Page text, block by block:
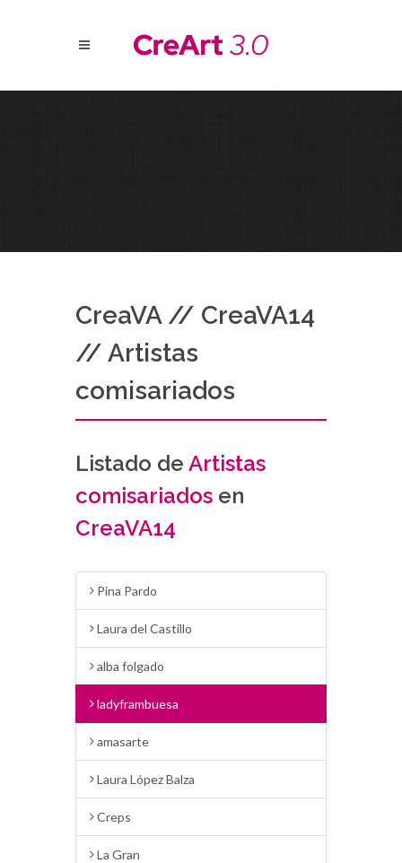
CreaVA // CreaVA14
// Artistas
comisariados
Listado de Artistas
comisariados en
CreaVA14
Pina Pardo
Laura del Castillo
alba folgado
ladyframbuesa
amasarte
Laura López Balza
Creps
La Gran